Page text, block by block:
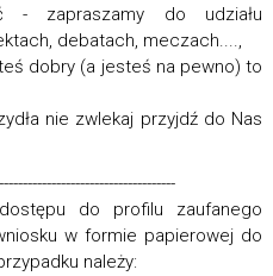
- zapraszamy do udziału
debatach, meczach....,
dobry (a jesteś na pewno) to
nie zwlekaj przyjdź do Nas
do profilu zaufanego
w formie papierowej do
należy: